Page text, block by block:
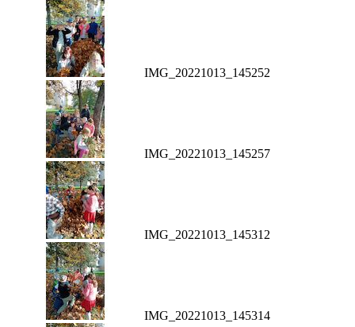
IMG_20221013_145252
IMG_20221013_145257
IMG_20221013_145312
IMG_20221013_145314